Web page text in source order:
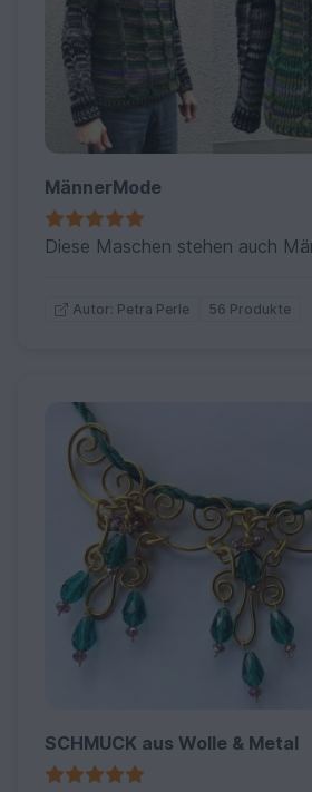
MännerMode
Diese Maschen stehen auch
Autor: Petra Perle 56 Produkte
SCHMUCK aus Wolle & Metal